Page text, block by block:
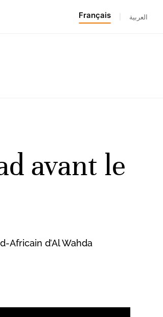
Français العربية
avant le
Africain d’Al Wahda